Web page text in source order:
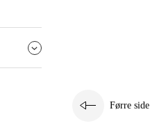
Førre side